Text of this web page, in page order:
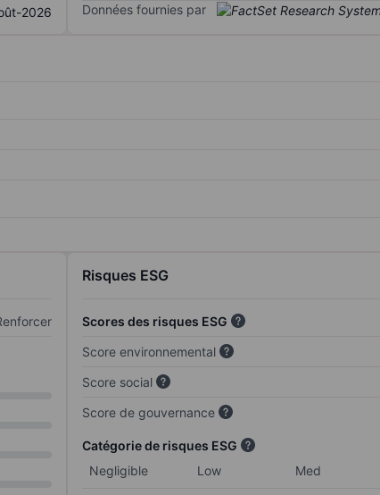
2026 Données fournies par
Risques ESG
Scores des risques ESG
Score environnemental
Score social
Score de gouvernance
Catégorie de risques ESG
Negligible
Low Med